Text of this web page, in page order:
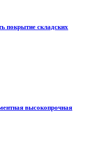
покрытие складских
высокопрочная